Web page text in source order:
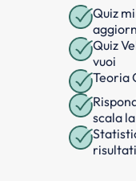
Quiz
Quiz
vuoi
Teoria
scala
risultati